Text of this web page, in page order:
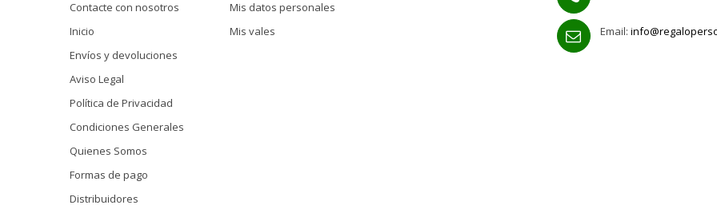
Contacte con nosotros
Inicio
Envíos y devoluciones
Aviso Legal
Política de Privacidad
Condiciones Generales
Quienes Somos
Formas de pago
Distribuidores
Mis datos personales
Mis vales
Email: